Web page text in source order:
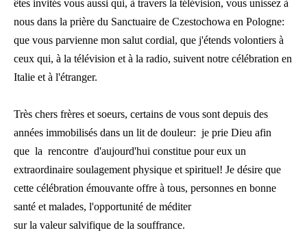
êtes invités vous aussi qui, à travers la télévision, vous unissez à
nous dans la prière du Sanctuaire de Czestochowa en Pologne:
que vous parvienne mon salut cordial, que j'étends volontiers à
ceux qui, à la télévision et à la radio, suivent notre célébration en
Italie et à l'étranger.
Très chers frères et soeurs, certains de vous sont depuis des
années immobilisés dans un lit de douleur: je prie Dieu afin
que la rencontre d'aujourd'hui constitue pour eux un
extraordinaire soulagement physique et spirituel! Je désire que
cette célébration émouvante offre à tous, personnes en bonne
santé et malades, l'opportunité de méditer
sur la valeur salvifique de la souffrance.